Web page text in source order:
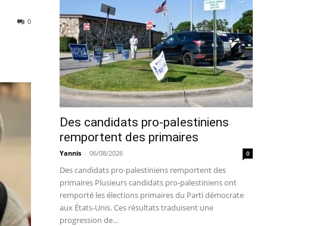
0
Des candidats pro-palestiniens
remportent des primaires
Yannis - 06/08/2026 0
Des candidats pro-palestiniens remportent des
primaires Plusieurs candidats pro-palestiniens ont
remporté les élections primaires du Parti démocrate
aux États-Unis. Ces résultats traduisent une
progression de...